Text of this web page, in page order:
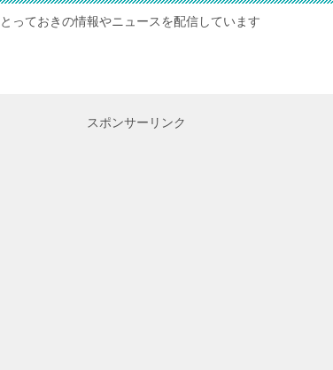
っておきの情報やニュースを配信しています
スポンサーリンク